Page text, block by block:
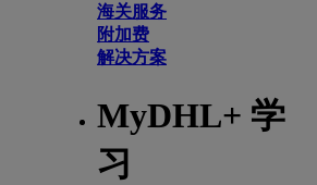
海关服务
附加费
解决方案
MyDHL+ 学
习